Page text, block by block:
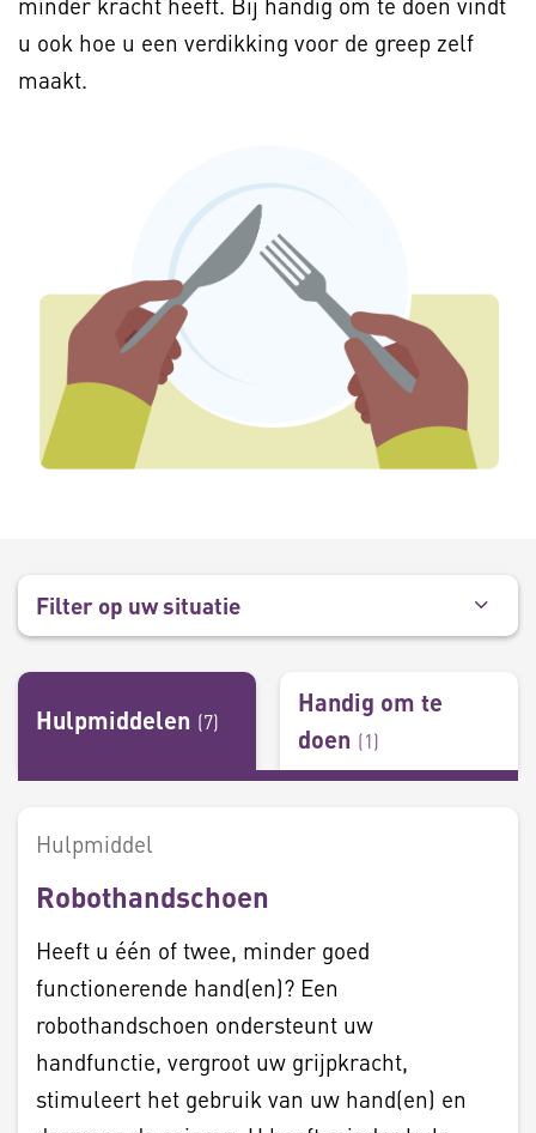
u ook hoe u een verdikking voor de greep zelf
maakt.
Filter op uw situatie
Hulpmiddelen (7)
Handig om te
doen (1)
Hulpmiddel
Robothandschoen
Heeft u één of twee, minder goed
functionerende hand(en)? Een
robothandschoen ondersteunt uw
handfunctie, vergroot uw grijpkracht,
stimuleert het gebruik van uw hand(en) en